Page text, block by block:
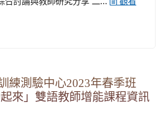
練測驗中心2023年春季班
來」雙語教師增能課程資訊